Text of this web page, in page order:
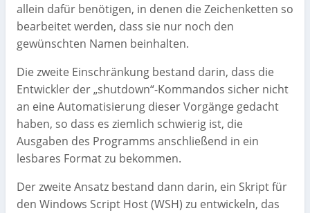
allein dafür benötigen, in denen die Zeichenketten so
bearbeitet werden, dass sie nur noch den
gewünschten Namen beinhalten.
Die zweite Einschränkung bestand darin, dass die
Entwickler der „shutdown“-Kommandos sicher nicht
an eine Automatisierung dieser Vorgänge gedacht
haben, so dass es ziemlich schwierig ist, die
Ausgaben des Programms anschließend in ein
lesbares Format zu bekommen.
Der zweite Ansatz bestand dann darin, ein Skript für
den Windows Script Host (WSH) zu entwickeln, das